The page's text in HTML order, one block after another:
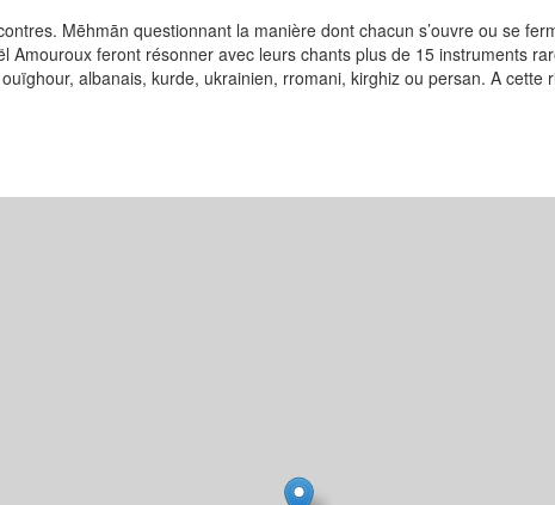
Mēhmān questionnant la manière dont chacun s’ouvre ou se
Amouroux feront résonner avec leurs chants plus de 15 instruments
albanais, kurde, ukrainien, rromani, kirghiz ou persan. A